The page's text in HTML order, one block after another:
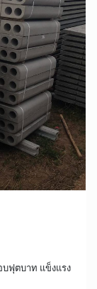
ฟุตบาท แข็งแรง